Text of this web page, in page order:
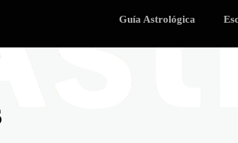
Guía Astrológica